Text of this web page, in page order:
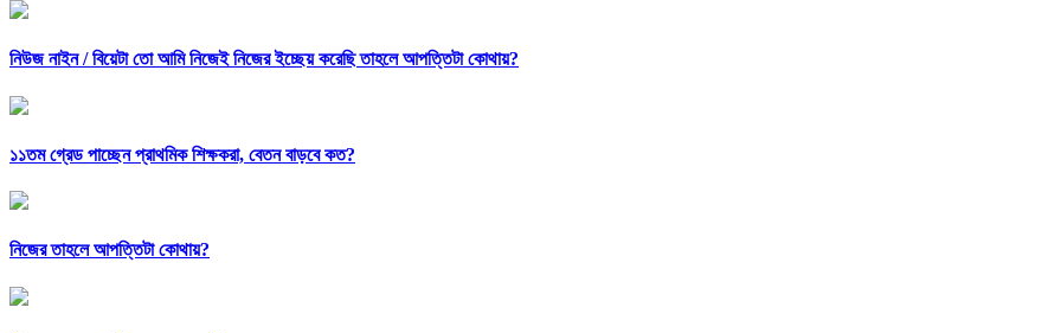
নিউজ নাইন /বিয়েটা তো আমি নিজেই নিজের ইচ্ছেয় করেছি তাহলে আপত্তিটা কোথায়?
১১তম গ্রেড পাচ্ছেন প্রাথমিক শিক্ষকরা, বেতন বাড়বে কত?
নিজের তাহলে আপত্তিটা কোথায়?